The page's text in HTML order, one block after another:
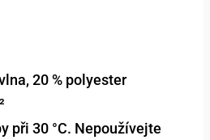
20 % polyester
při 30 °C. Nepoužívejte